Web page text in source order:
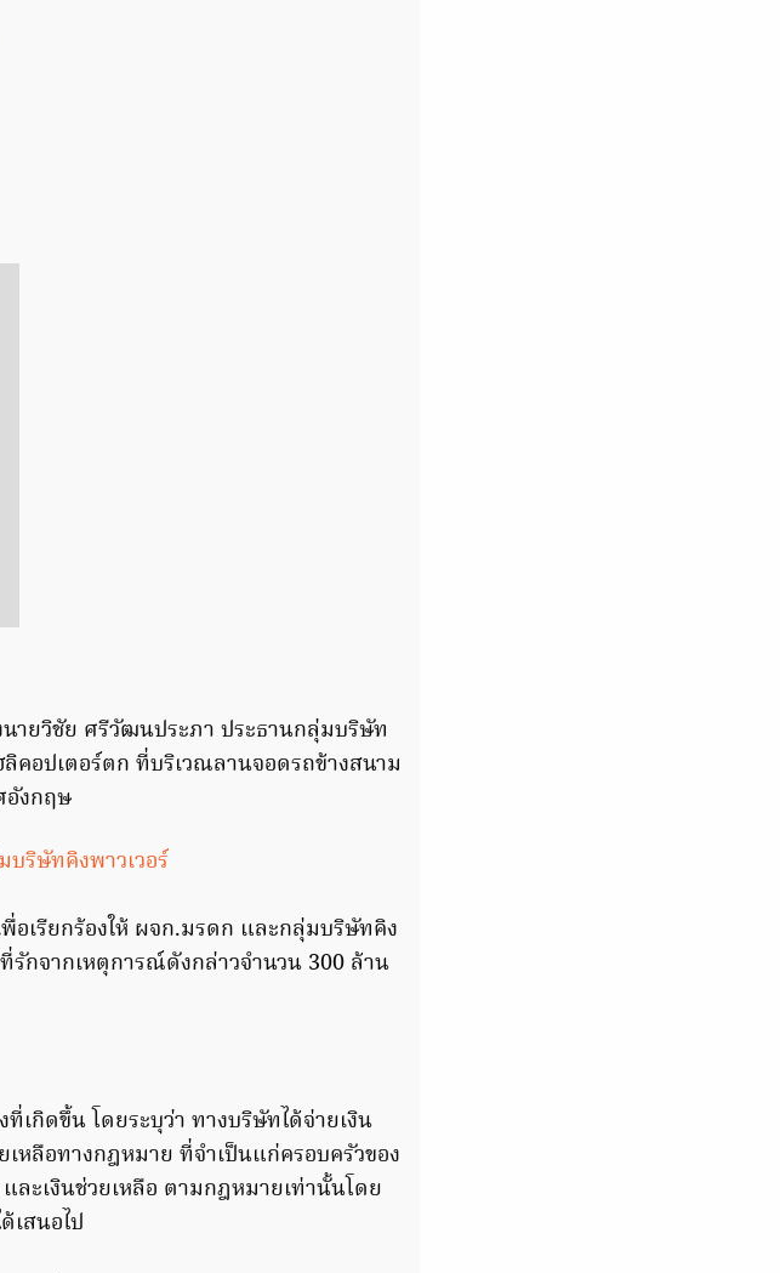
นายวิชัย ศรีวัฒนประภา ประธานกลุ่มบริษัท
ลิคอปเตอร์ตก ที่บริเวณลานจอดรถข้างสนาม
อังกฤษ
ริษัทคิงพาวเวอร์
อเรียกร้องให้ ผจก.มรดก และกลุ่มบริษัทคิง
รักจากเหตุการณ์ดังกล่าวจำนวน 300 ล้าน
เกิดขึ้น โดยระบุว่า ทางบริษัทได้จ่ายเงิน
หลือทางกฎหมาย ที่จำเป็นแก่ครอบครัวของ
ะเงินช่วยเหลือ ตามกฎหมายเท่านั้นโดย
เสนอไป